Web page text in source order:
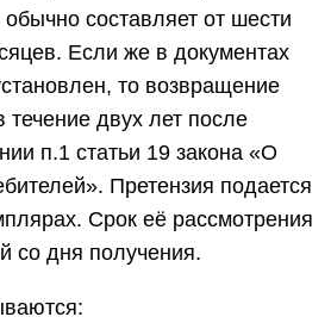
составляет от шести
Если же в документах
то возвращение
двух лет после
п.1 статьи 19 закона «О
Претензия подается
Срок её рассмотрения
со дня получения.